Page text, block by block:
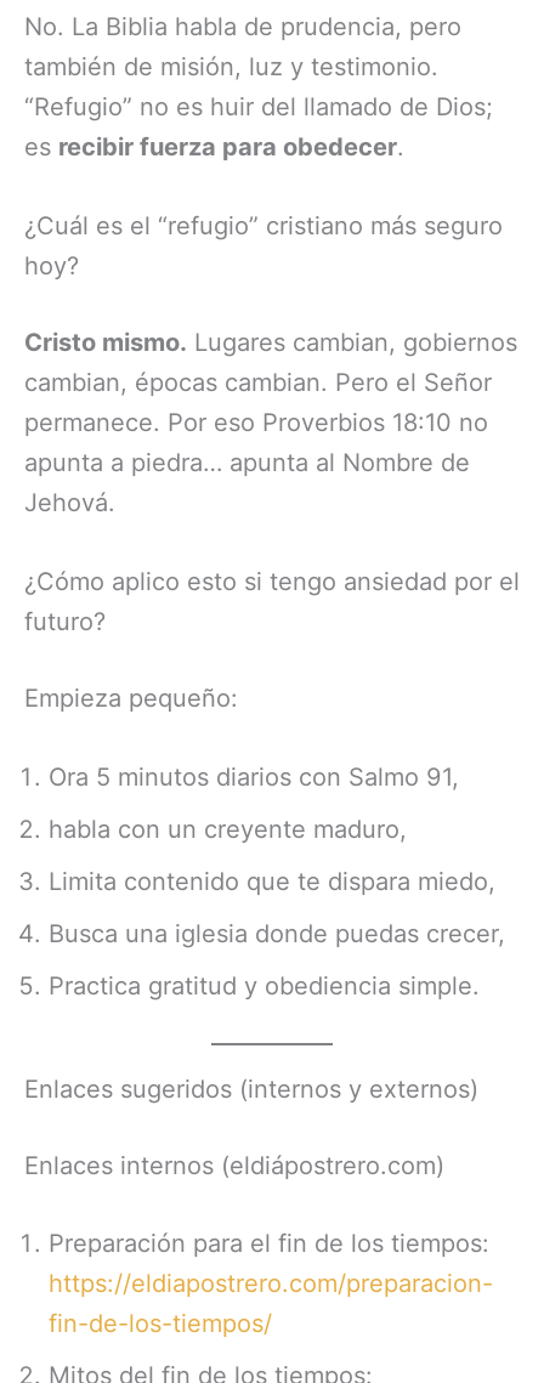
No. La Biblia habla de prudencia, pero
también de misión, luz y testimonio.
“Refugio” no es huir del llamado de Dios;
es recibir fuerza para obedecer.
¿Cuál es el “refugio” cristiano más seguro
hoy?
Cristo mismo. Lugares cambian, gobiernos
cambian, épocas cambian. Pero el Señor
permanece. Por eso Proverbios 18:10 no
apunta a piedra… apunta al Nombre de
Jehová.
¿Cómo aplico esto si tengo ansiedad por el
futuro?
Empieza pequeño:
Ora 5 minutos diarios con Salmo 91,
habla con un creyente maduro,
Limita contenido que te dispara miedo,
Busca una iglesia donde puedas crecer,
Practica gratitud y obediencia simple.
Enlaces sugeridos (internos y externos)
Enlaces internos (eldiápostrero.com)
Preparación para el fin de los tiempos:
https://eldiapostrero.com/preparacion-
fin-de-los-tiempos/
Mitos del fin de los tiempos: